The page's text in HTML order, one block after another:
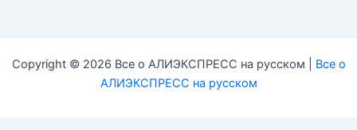
Copyright © 2026 Все о АЛИЭКСПРЕСС на русском | Все о
АЛИЭКСПРЕСС на русском